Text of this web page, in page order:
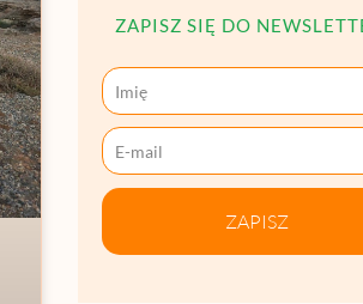
ZAPISZ SIĘ DO
ZAPISZ